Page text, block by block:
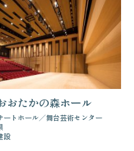
おたかの森ホール
ートホール
舞台芸術センター
設